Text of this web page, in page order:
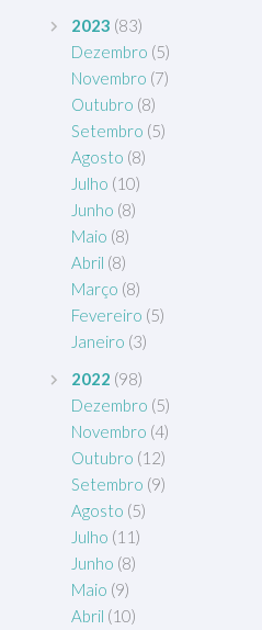
2023 (83)
Dezembro (5)
Novembro (7)
Outubro (8)
Setembro (5)
Agosto (8)
Julho (10)
Junho (8)
Maio (8)
Abril (8)
Março (8)
Fevereiro (5)
Janeiro (3)
2022 (98)
Dezembro (5)
Novembro (4)
Outubro (12)
Setembro (9)
Agosto (5)
Julho (11)
Junho (8)
Maio (9)
Abril (10)